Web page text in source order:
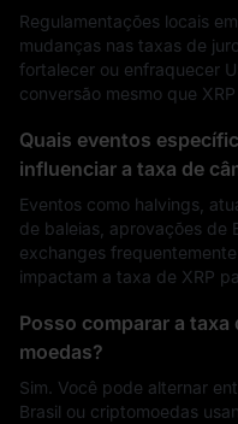
Regulamentações locais
mudanças nas taxas de
fortalecer ou enfraquecer
conversão mesmo que
Quais eventos
influenciar a taxa de
Eventos como halvings,
de baleias, aprovações de
exchanges
impactam a taxa de XRP
Posso comparar a taxa
moedas?
Sim. Você pode alternar
Brasil ou criptomoedas